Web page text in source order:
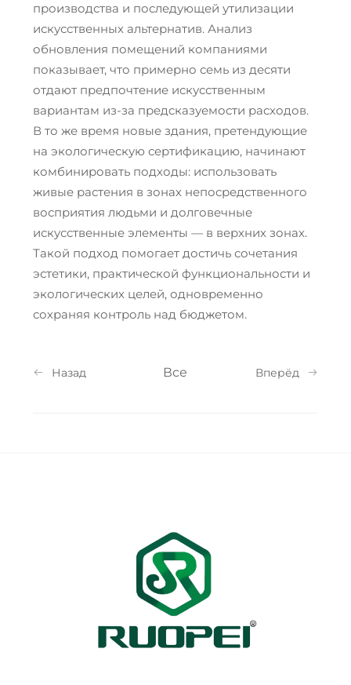
производства и последующей утилизации
искусственных альтернатив. Анализ
обновления помещений компаниями
показывает, что примерно семь из десяти
отдают предпочтение искусственным
вариантам из-за предсказуемости расходов.
В то же время новые здания, претендующие
на экологическую сертификацию, начинают
комбинировать подходы: использовать
живые растения в зонах непосредственного
восприятия людьми и долговечные
искусственные элементы — в верхних зонах.
Такой подход помогает достичь сочетания
эстетики, практической функциональности и
экологических целей, одновременно
сохраняя контроль над бюджетом.
Назад Все Вперёд